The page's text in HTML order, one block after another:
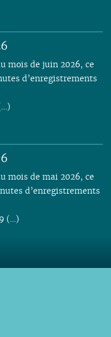
mois de juin 2026, ce
d’enregistrements
mois de mai 2026, ce
d’enregistrements
(…)